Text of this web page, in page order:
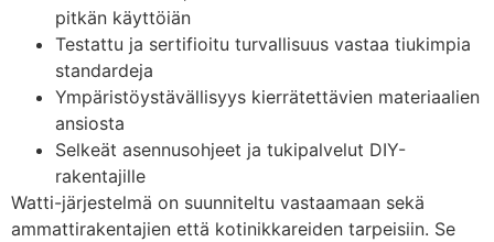
pitkän käyttöiän
Testattu ja sertifioitu turvallisuus vastaa tiukimpia
standardeja
Ympäristöystävällisyys kierrätettävien materiaalien
ansiosta
Selkeät asennusohjeet ja tukipalvelut DIY-
rakentajille
Watti-järjestelmä on suunniteltu vastaamaan sekä
ammattirakentajien että kotinikkareiden tarpeisiin. Se